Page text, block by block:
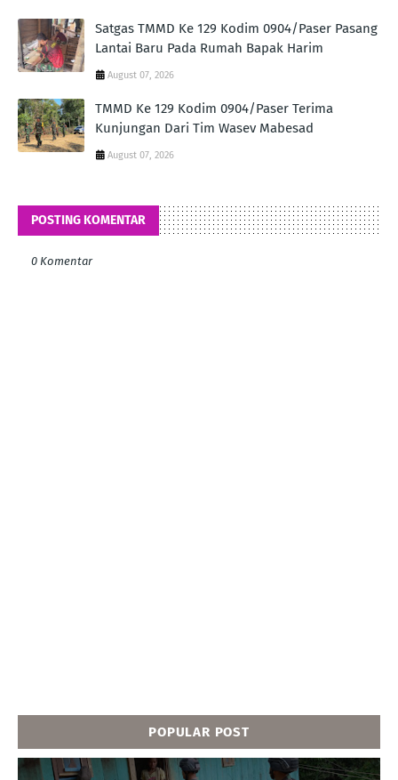
Satgas TMMD Ke 129 Kodim 0904/Paser Pasang
Lantai Baru Pada Rumah Bapak Harim
August 07, 2026
TMMD Ke 129 Kodim 0904/Paser Terima
Kunjungan Dari Tim Wasev Mabesad
August 07, 2026
POSTING KOMENTAR
0 Komentar
POPULAR POST